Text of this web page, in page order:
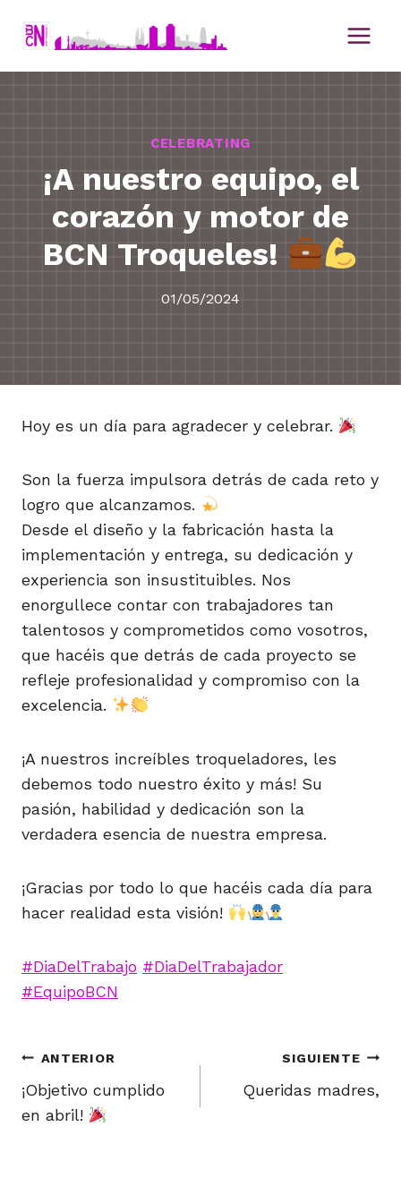
CELEBRATING
¡A nuestro equipo, el
corazón y motor de
BCN Troqueles!
01/05/2024
Hoy es un día para agradecer y celebrar.
Son la fuerza impulsora detrás de cada reto y
logro que alcanzamos.
Desde el diseño y la fabricación hasta la
implementación y entrega, su dedicación y
experiencia son insustituibles. Nos
enorgullece contar con trabajadores tan
talentosos y comprometidos como vosotros,
que hacéis que detrás de cada proyecto se
refleje profesionalidad y compromiso con la
excelencia.
¡A nuestros increíbles troqueladores, les
debemos todo nuestro éxito y más! Su
pasión, habilidad y dedicación son la
verdadera esencia de nuestra empresa.
¡Gracias por todo lo que hacéis cada día para
hacer realidad esta visión!
#DiaDelTrabajo #DiaDelTrabajador
#EquipoBCN
Navegación
de
entradas
ANTERIOR
¡Objetivo cumplido
en abril!
SIGUIENTE
Queridas madres,